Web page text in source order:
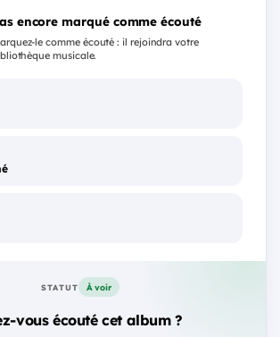
encore marqué comme écouté
le comme écouté : il rejoindra votre
musicale.
STATUT À voir
vous écouté cet album ?